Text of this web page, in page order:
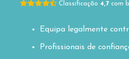
Classificação 4,7 com
Equipa legalmente
Profissionais de